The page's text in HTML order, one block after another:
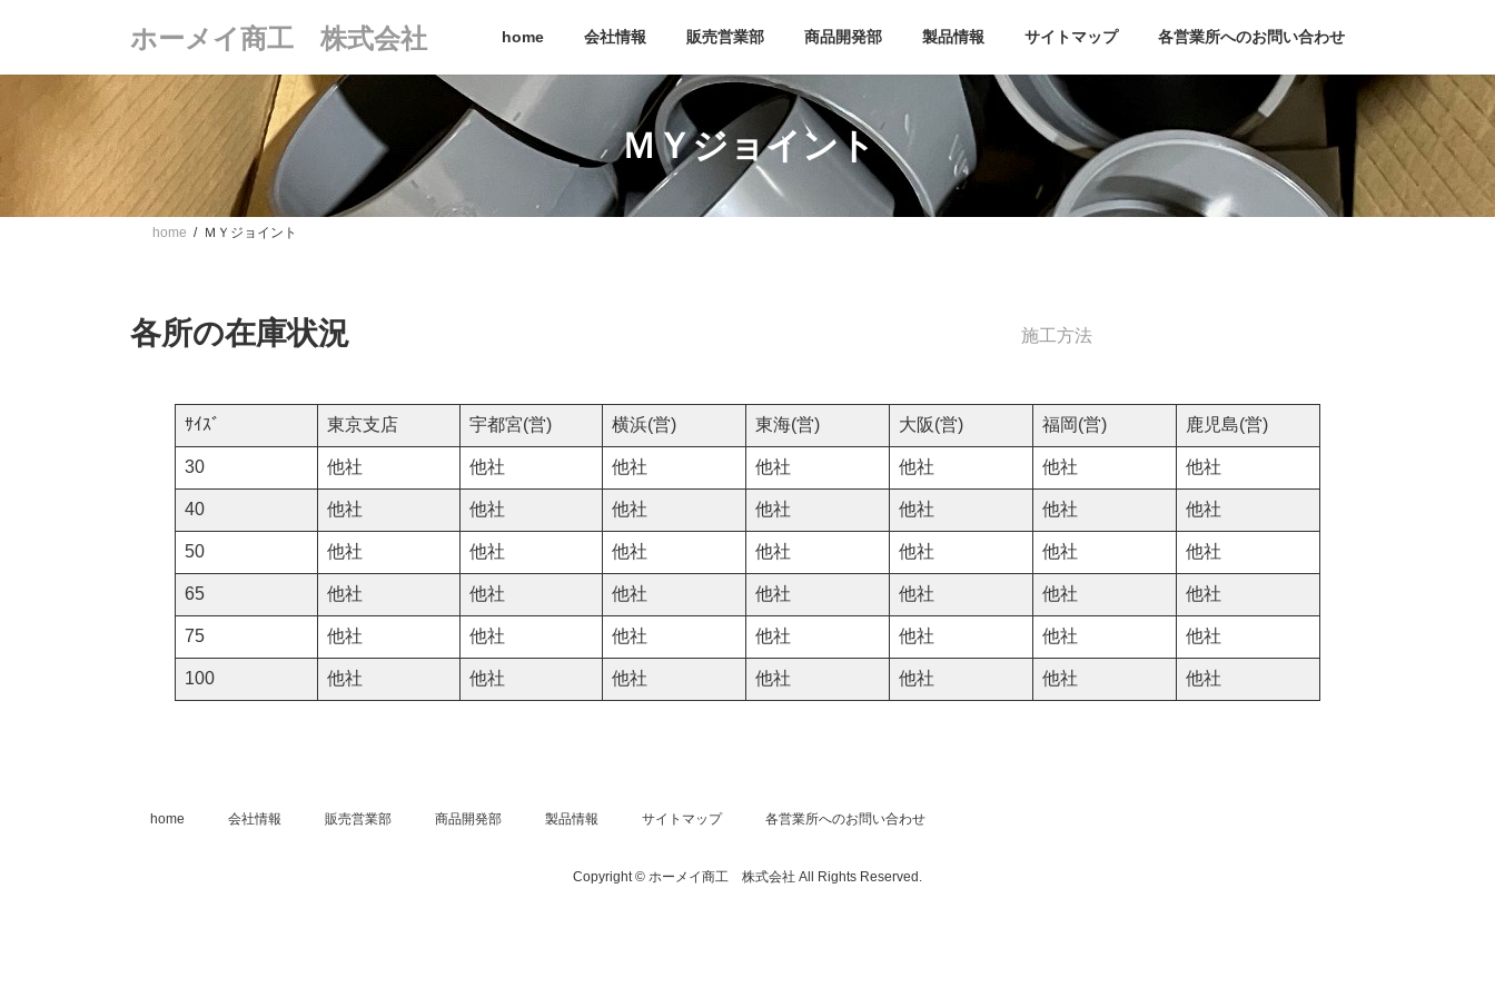
ン
ッ
プ
ー
移
動
ホーメイ商工 株式会社 home 会社情報 販売営業部 商品開発部 製品情報 サイトマップ 各営業所へのお問い合わせ
ＭＹジョイント
home ＭＹジョイント
各所の在庫状況 施工方法
ｻｲｽﾞ 東京支店 宇都宮(営) 横浜(営) 東海(営) 大阪(営) 福岡(営) 鹿児島(営)
30 他社 他社 他社 他社 他社 他社 他社
40 他社 他社 他社 他社 他社 他社 他社
50 他社 他社 他社 他社 他社 他社 他社
65 他社 他社 他社 他社 他社 他社 他社
75 他社 他社 他社 他社 他社 他社 他社
100 他社 他社 他社 他社 他社 他社 他社
home 会社情報 販売営業部 商品開発部 製品情報 サイトマップ 各営業所へのお問い合わせ
Copyright © ホーメイ商工 株式会社 All Rights Reserved.